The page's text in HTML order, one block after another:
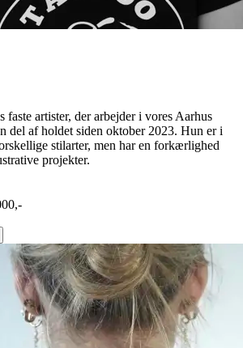
faste artister, der arbejder i vores Aarhus
del af holdet siden oktober 2023. Hun er i
stilarter, men har en forkærlighed
projekter.